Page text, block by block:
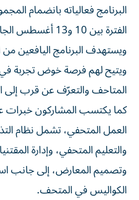
البرنامج فعالياته بانضمام
الفترة بين 10 و13 أغسطس الجاري.
ويتيح لهم فرصة خوض تجربة
المتاحف والتعرّف عن قرب إلى
كما يكتسب المشاركون
العمل المتحفي، تشمل نظام
والتعليم المتحفي، وإدارة
وتصميم المعارض، إلى
الكواليس في المتحف.